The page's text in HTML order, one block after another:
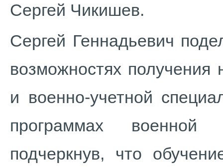
Сергей Чикишев.
Сергей Геннадьевич
возможностях получения
и военно-учетной
программах военной
подчеркнув, что